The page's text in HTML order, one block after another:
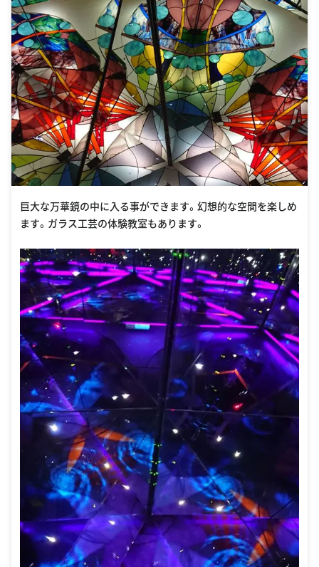
巨大な万華鏡の中に入る事ができます。幻想的な空間を楽しめ
ます。ガラス工芸の体験教室もあります。